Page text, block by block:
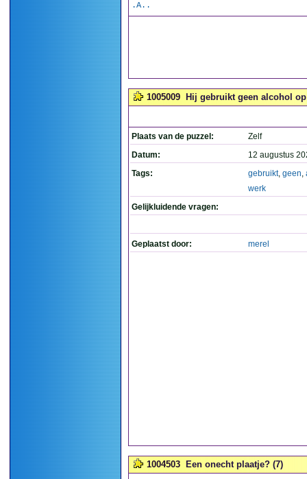
.A..
1005009 Hij gebruikt geen alcohol
Plaats van de puzzel:
Zelf
Datum:
12 augustus
Tags:
gebruikt, geen,
werk
Gelijkluidende vragen:
Geplaatst door: merel
1004503 Een onecht plaatje? (7)